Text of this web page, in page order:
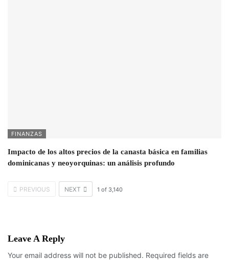
FINANZAS
Impacto de los altos precios de la canasta básica en familias
dominicanas y neoyorquinas: un análisis profundo
PREVIOUS NEXT 1 of 3,140
Leave A Reply
Your email address will not be published. Required fields are